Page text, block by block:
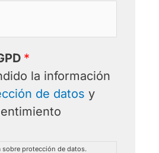
*
la información
de datos y
sobre protección de datos.